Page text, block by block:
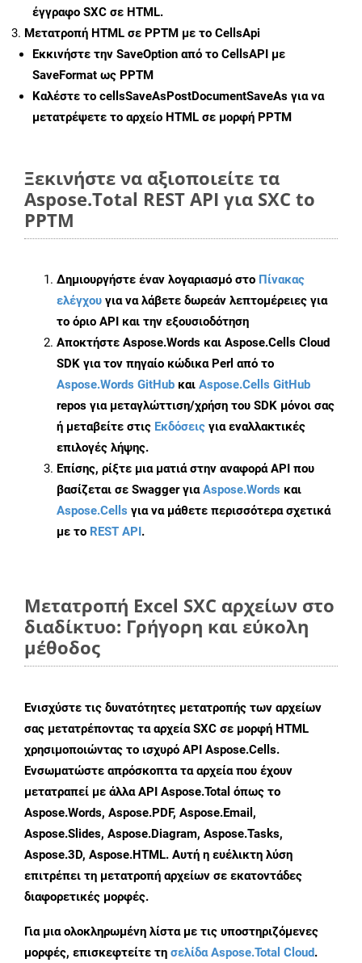
έγγραφο SXC σε HTML.
Μετατροπή HTML σε PPTM με το CellsApi
Εκκινήστε την SaveOption από το CellsAPI με
SaveFormat ως PPTM
Καλέστε το cellsSaveAsPostDocumentSaveAs για να
μετατρέψετε το αρχείο HTML σε μορφή PPTM
Ξεκινήστε να αξιοποιείτε τα
Aspose.Total REST API για SXC to
PPTM
Δημιουργήστε έναν λογαριασμό στο Πίνακας
ελέγχου για να λάβετε δωρεάν λεπτομέρειες για
το όριο API και την εξουσιοδότηση
Αποκτήστε Aspose.Words και Aspose.Cells Cloud
SDK για τον πηγαίο κώδικα Perl από το
Aspose.Words GitHub και Aspose.Cells GitHub
repos για μεταγλώττιση/χρήση του SDK μόνοι σας
ή μεταβείτε στις Εκδόσεις για εναλλακτικές
επιλογές λήψης.
Επίσης, ρίξτε μια ματιά στην αναφορά API που
βασίζεται σε Swagger γιαAspose.Words και
Aspose.Cells για να μάθετε περισσότερα σχετικά
με το REST API.
Μετατροπή Excel SXC αρχείων στο
διαδίκτυο: Γρήγορη και εύκολη
μέθοδος
Ενισχύστε τις δυνατότητες μετατροπής των αρχείων
σας μετατρέποντας τα αρχεία SXC σε μορφή HTML
χρησιμοποιώντας το ισχυρό API Aspose.Cells.
Ενσωματώστε απρόσκοπτα τα αρχεία που έχουν
μετατραπεί με άλλα API Aspose.Total όπως το
Aspose.Words, Aspose.PDF, Aspose.Email,
Aspose.Slides, Aspose.Diagram, Aspose.Tasks,
Aspose.3D, Aspose.HTML. Αυτή η ευέλικτη λύση
επιτρέπει τη μετατροπή αρχείων σε εκατοντάδες
διαφορετικές μορφές.
Για μια ολοκληρωμένη λίστα με τις υποστηριζόμενες
μορφές, επισκεφτείτε τη σελίδα Aspose.Total Cloud.